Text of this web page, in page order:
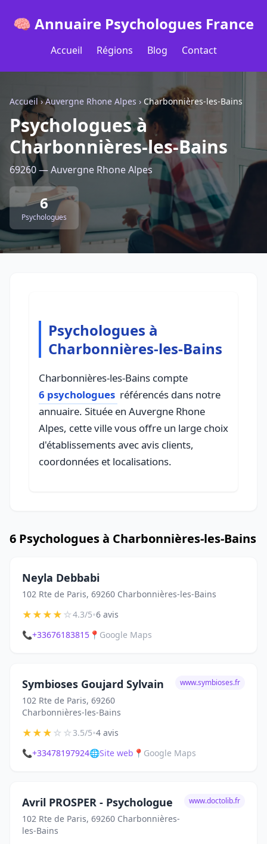
🧠 Annuaire Psychologues France
Accueil Régions Blog Contact
Accueil ›Auvergne Rhone Alpes › Charbonnières-les-Bains
Psychologues à
Charbonnières-les-Bains
69260 — Auvergne Rhone Alpes
6
Psychologues
Psychologues à
Charbonnières-les-Bains
Charbonnières-les-Bains compte
6 psychologues référencés dans notre
annuaire. Située en Auvergne Rhone
Alpes, cette ville vous offre un large choix
d'établissements avec avis clients,
coordonnées et localisations.
6 Psychologues à Charbonnières-les-Bains
Neyla Debbabi
102 Rte de Paris, 69260 Charbonnières-les-Bains
★★★★☆4.3/5•6 avis
📞+33676183815 📍 Google Maps
Symbioses Goujard Sylvain
102 Rte de Paris, 69260
Charbonnières-les-Bains
www.symbioses.fr
★★★☆☆3.5/5•4 avis
📞+33478197924🌐Site web 📍 Google Maps
Avril PROSPER - Psychologue
102 Rte de Paris, 69260 Charbonnières-
les-Bains
www.doctolib.fr